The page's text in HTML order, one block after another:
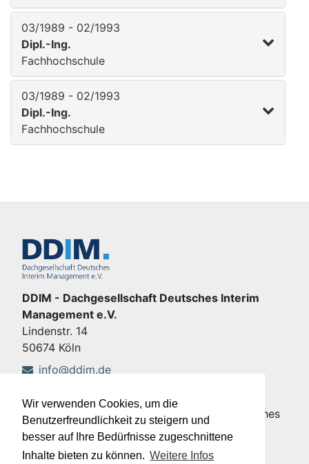
Wir verwenden Cookies, um die
Benutzerfreundlichkeit zu steigern und
besser auf Ihre Bedürfnisse zugeschnittene
Inhalte bieten zu können. Weitere Infos
03/1989 - 02/1993
Dipl.-Ing.
Fachhochschule
03/1989 - 02/1993
Dipl.-Ing.
Fachhochschule
DDIM - Dachgesellschaft Deutsches Interim
Management e.V.
Lindenstr. 14
50674 Köln
info@ddim.de
Copyright © DDIM - Dachgesellschaft Deutsches
Interim Management e.V.
Impressum|Datenschutz